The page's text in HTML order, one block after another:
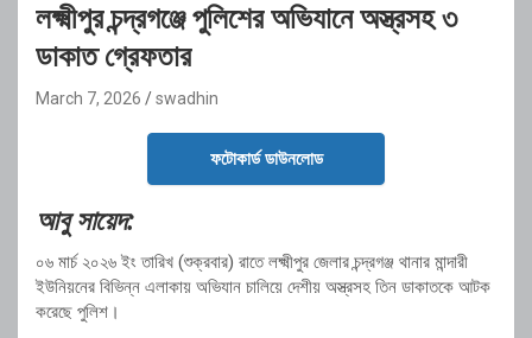
লক্ষ্মীপুর চন্দ্রগঞ্জে পুলিশের অভিযানে অস্ত্রসহ ৩
ডাকাত গ্রেফতার
March 7, 2026 swadhin
ফটোকার্ড ডাউনলোড
আবু সায়েদ:
০৬ মার্চ ২০২৬ ইং তারিখ (শুক্রবার) রাতে লক্ষ্মীপুর জেলার চন্দ্রগঞ্জ থানার মান্দারী
ইউনিয়নের বিভিন্ন এলাকায় অভিযান চালিয়ে দেশীয় অস্ত্রসহ তিন ডাকাতকে আটক
করেছে পুলিশ।